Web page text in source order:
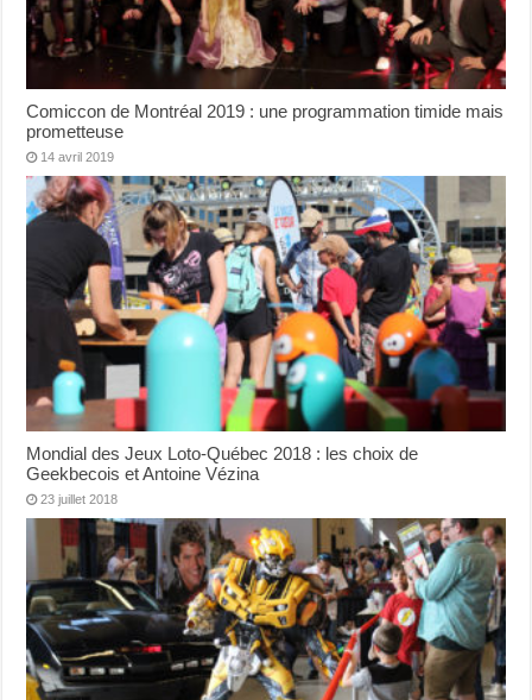
Comiccon de Montréal 2019 : une programmation timide mais
prometteuse
14 avril 2019
Mondial des Jeux Loto-Québec 2018 : les choix de
Geekbecois et Antoine Vézina
23 juillet 2018